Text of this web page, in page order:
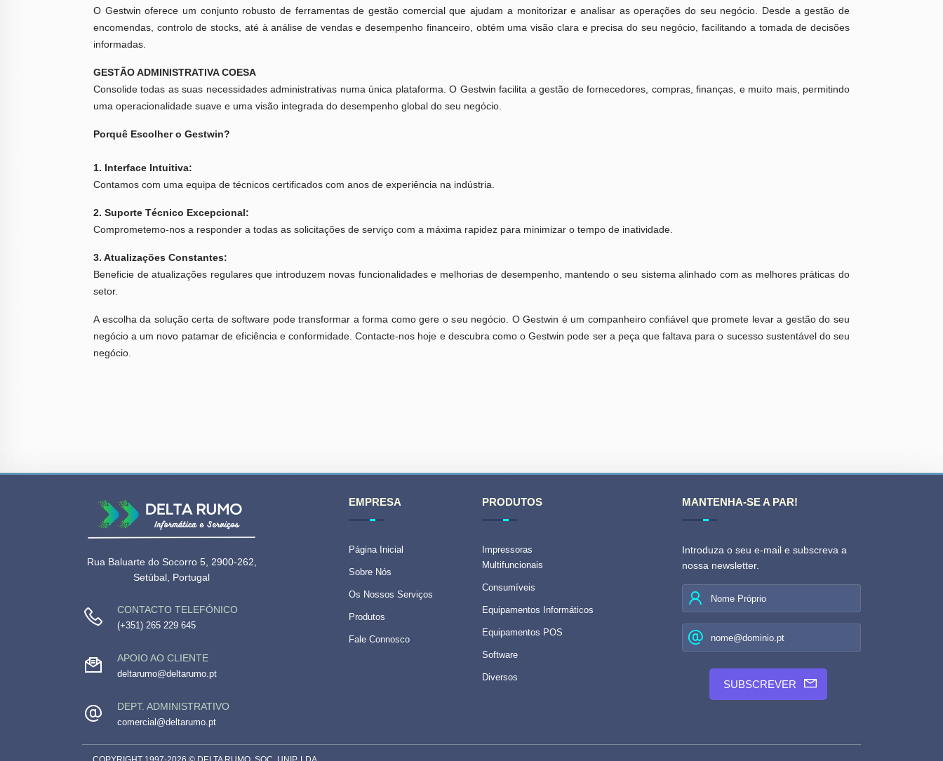
O Gestwin oferece um conjunto robusto de ferramentas de gestão comercial que ajudam a monitorizar e analisar as operações do seu negócio. Desde a gestão de
encomendas, controlo de stocks, até à análise de vendas e desempenho financeiro, obtém uma visão clara e precisa do seu negócio, facilitando a tomada de decisões
informadas.
GESTÃO ADMINISTRATIVA COESA
Consolide todas as suas necessidades administrativas numa única plataforma. O Gestwin facilita a gestão de fornecedores, compras, finanças, e muito mais, permitindo
uma operacionalidade suave e uma visão integrada do desempenho global do seu negócio.
Porquê Escolher o Gestwin?
1. Interface Intuitiva:
Contamos com uma equipa de técnicos certificados com anos de experiência na indústria.
2. Suporte Técnico Excepcional:
Comprometemo-nos a responder a todas as solicitações de serviço com a máxima rapidez para minimizar o tempo de inatividade.
3. Atualizações Constantes:
Beneficie de atualizações regulares que introduzem novas funcionalidades e melhorias de desempenho, mantendo o seu sistema alinhado com as melhores práticas do
setor.
A escolha da solução certa de software pode transformar a forma como gere o seu negócio. O Gestwin é um companheiro confiável que promete levar a gestão do seu
negócio a um novo patamar de eficiência e conformidade. Contacte-nos hoje e descubra como o Gestwin pode ser a peça que faltava para o sucesso sustentável do seu
negócio.
Rua Baluarte do Socorro 5, 2900-262,
Setúbal, Portugal
CONTACTO TELEFÓNICO
(+351) 265 229 645
APOIO AO CLIENTE
deltarumo@deltarumo.pt
DEPT. ADMINISTRATIVO
comercial@deltarumo.pt
EMPRESA
Página Inicial
Sobre Nós
Os Nossos Serviços
Produtos
Fale Connosco
PRODUTOS
Impressoras
Multifuncionais
Consumíveis
Equipamentos Informáticos
Equipamentos POS
Software
Diversos
MANTENHA-SE A PAR!
Introduza o seu e-mail e subscreva a
nossa newsletter.